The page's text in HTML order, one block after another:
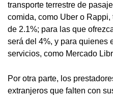
transporte terrestre de
comida, como Uber o
de 2.1%; para las que
será del 4%, y para quienes
servicios, como Mercado
Por otra parte, los
extranjeros que falten con